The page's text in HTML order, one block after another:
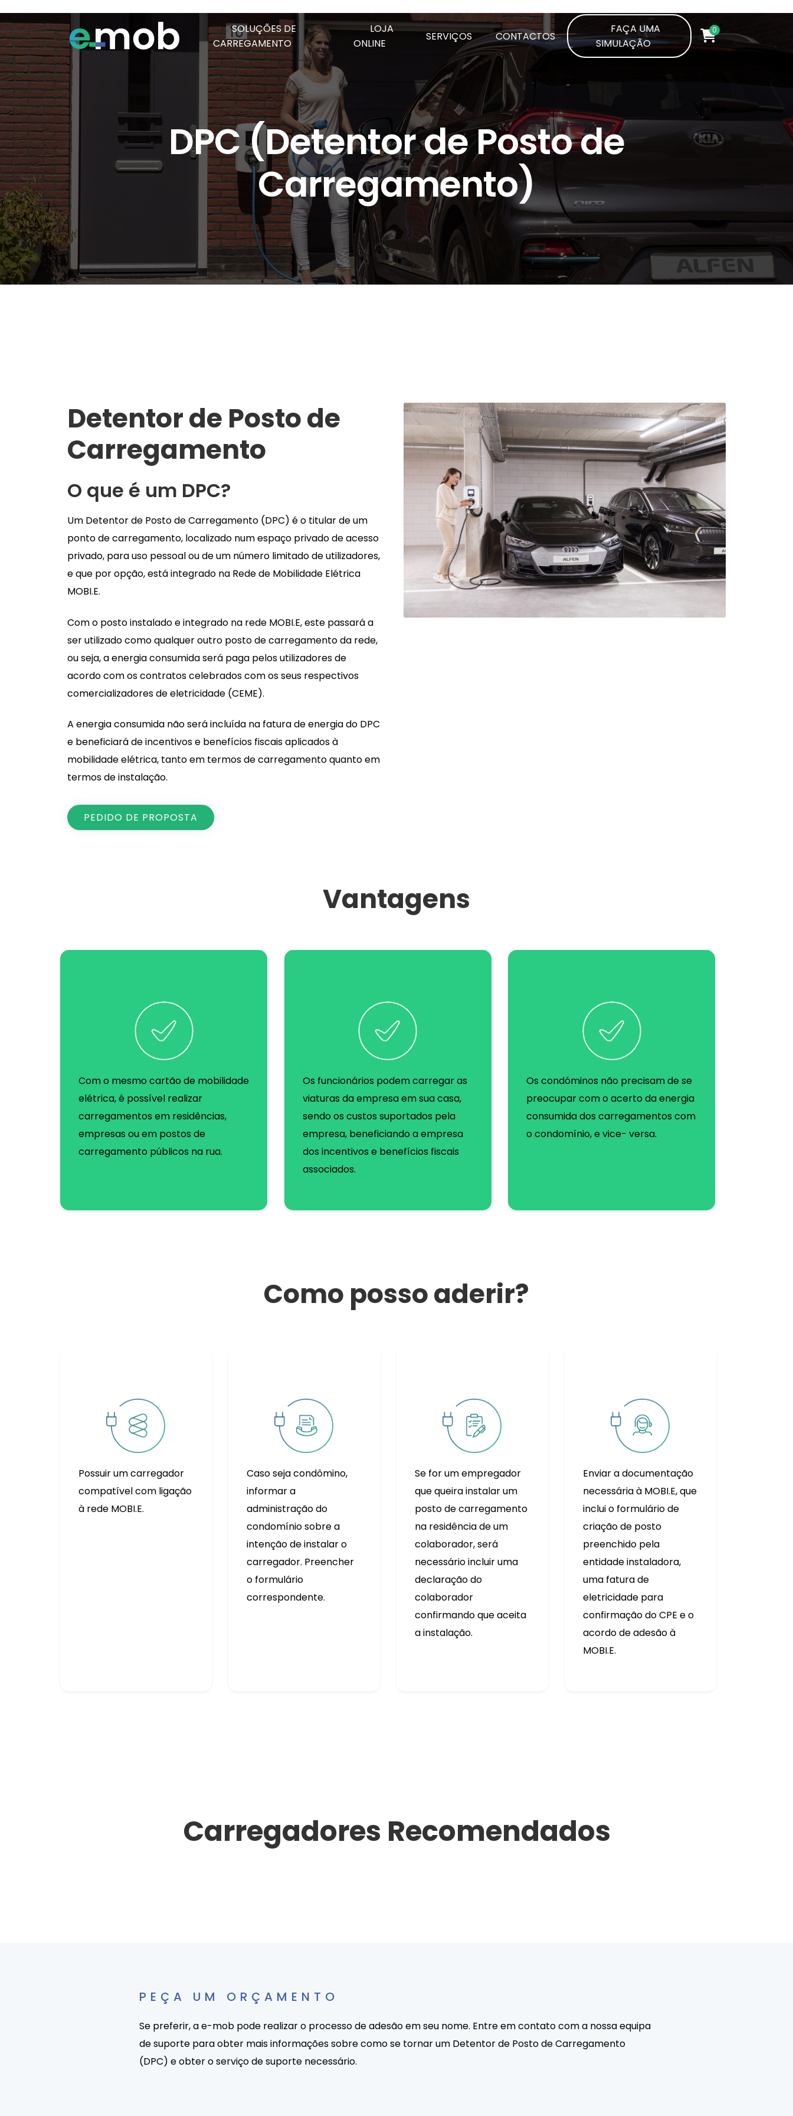
SOLUÇÕES DE
CARREGAMENTO
LOJA
ONLINE
SERVIÇOS CONTACTOS
FAÇA UMA
SIMULAÇÃO
0
DPC (Detentor de Posto de
Carregamento)
Detentor de Posto de
Carregamento
O que é um DPC?
Um Detentor de Posto de Carregamento (DPC) é o titular de um
ponto de carregamento, localizado num espaço privado de acesso
privado, para uso pessoal ou de um número limitado de utilizadores,
e que por opção, está integrado na Rede de Mobilidade Elétrica
MOBI.E.
Com o posto instalado e integrado na rede MOBI.E, este passará a
ser utilizado como qualquer outro posto de carregamento da rede,
ou seja, a energia consumida será paga pelos utilizadores de
acordo com os contratos celebrados com os seus respectivos
comercializadores de eletricidade (CEME).
A energia consumida não será incluída na fatura de energia do DPC
e beneficiará de incentivos e benefícios fiscais aplicados à
mobilidade elétrica, tanto em termos de carregamento quanto em
termos de instalação.
PEDIDO DE PROPOSTA
Vantagens
Com o mesmo cartão de mobilidade
elétrica, é possível realizar
carregamentos em residências,
empresas ou em postos de
carregamento públicos na rua.
Os funcionários podem carregar as
viaturas da empresa em sua casa,
sendo os custos suportados pela
empresa, beneficiando a empresa
dos incentivos e benefícios fiscais
associados.
Os condóminos não precisam de se
preocupar com o acerto da energia
consumida dos carregamentos com
o condomínio, e vice- versa.
Como posso aderir?
Possuir um carregador
compatível com ligação
à rede MOBI.E.
Caso seja condômino,
informar a
administração do
condomínio sobre a
intenção de instalar o
carregador. Preencher
o formulário
correspondente.
Se for um empregador
que queira instalar um
posto de carregamento
na residência de um
colaborador, será
necessário incluir uma
declaração do
colaborador
confirmando que aceita
a instalação.
Enviar a documentação
necessária à MOBI.E, que
inclui o formulário de
criação de posto
preenchido pela
entidade instaladora,
uma fatura de
eletricidade para
confirmação do CPE e o
acordo de adesão à
MOBI.E.
Carregadores Recomendados
PEÇA UM ORÇAMENTO
Se preferir, a e-mob pode realizar o processo de adesão em seu nome. Entre em contato com a nossa equipa
de suporte para obter mais informações sobre como se tornar um Detentor de Posto de Carregamento
(DPC) e obter o serviço de suporte necessário.